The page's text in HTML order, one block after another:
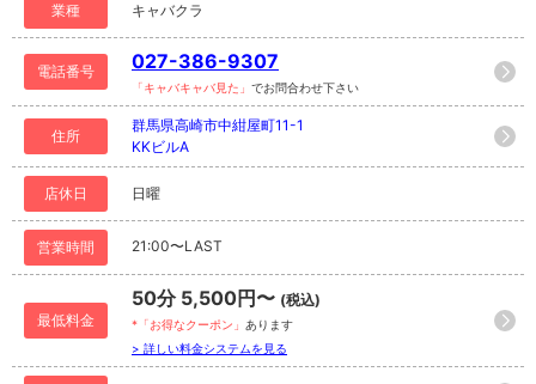
業種 キャバクラ
電話番号 027-386-9307
「キャバキャバ見た」 でお問合わせ下さい
住所
群馬県高崎市中紺屋町11-1
KKビルA
店休日 日曜
営業時間 21:00〜LAST
最低料金
50分 5,500円〜 (税込)
*「お得なクーポン」 あります
> 詳しい料金システムを見る